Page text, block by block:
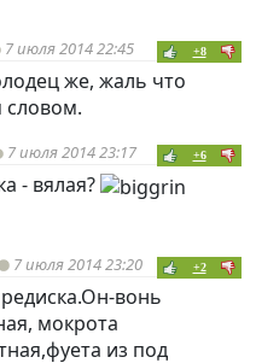
7 июля 2014 22:45 +8
же, жаль что
7 июля 2014 23:17 +6
- вялая?
7 июля 2014 23:20 +2
вонь
мокрота
из под